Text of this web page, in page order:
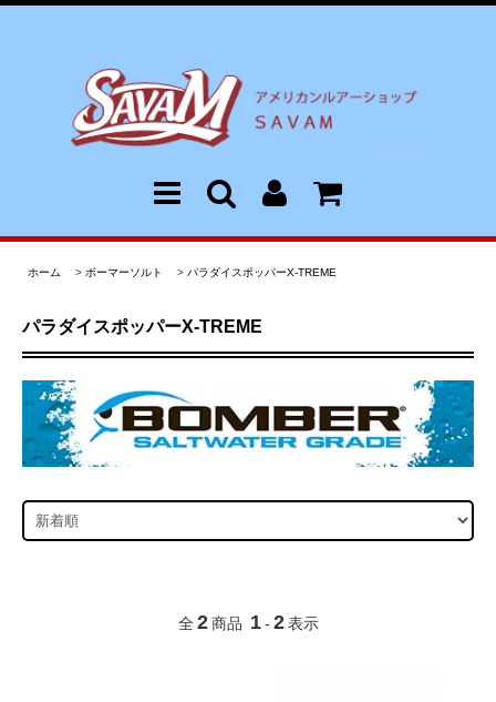
ホーム > ボーマーソルト > パラダイスポッパーX-TREME
パラダイスポッパーX-TREME
全 2 商品 1 - 2 表示